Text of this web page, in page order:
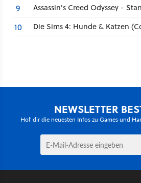
9 Assassin's Creed Odyssey -
10 Die Sims 4: Hunde & Katzen
NEWSLETTER
Hol' dir die neuesten Infos zu Games und